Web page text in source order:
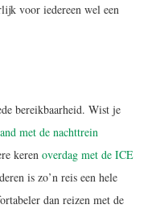
voor iedereen wel een
bereikbaarheid. Wist je
met de nachttrein
keren overdag met de ICE
is zo’n reis een hele
dan reizen met de